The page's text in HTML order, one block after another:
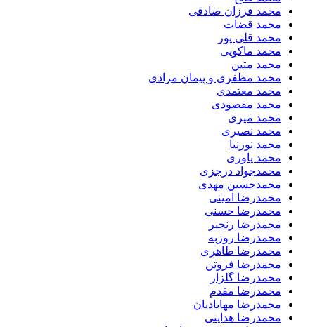
محمد فرزان صادقی
محمد قضات
محمد قلی پور
محمد ماکویی
محمد متین
محمد مظفری و پیمان مرادی
محمد معتمدی
محمد مقصودی
محمد میری
محمد نصیری
محمد نورنیا
محمد یاوری
محمدجواد درجزی
محمدحسین مهدی
محمدرضا امینی
محمدرضا حسنی
محمدرضا رنجبر
محمدرضا روزبه
محمدرضا طاهری
محمدرضا فروتن
محمدرضا گلزار
محمدرضا مقدم
محمدرضا مهابادیان
محمدرضا هدایتی